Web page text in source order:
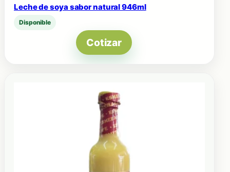
Leche de soya sabor natural 946ml
Disponible
Cotizar